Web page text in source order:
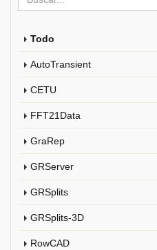
Todo
AutoTransient
CETU
FFT21Data
GraRep
GRServer
GRSplits
GRSplits-3D
RowCAD